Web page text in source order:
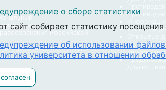
Российской
ул. Островитянова д. 1
Политика
о сборе статистики
сайт собирает статистику
об использовании
университета в отношении